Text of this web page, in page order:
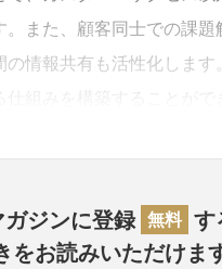
また、顧客同士での課
情報共有も活性化しま
ジンに登録 無料 す
をお読みいただけま